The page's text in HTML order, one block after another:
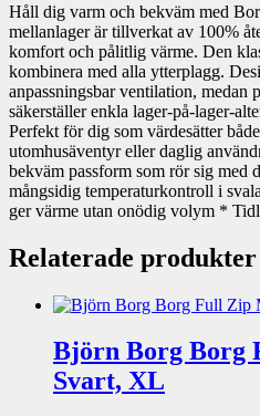
Håll dig varm och bekväm med
mellanlager är tillverkat av 100%
komfort och pålitlig värme. Den
kombinera med alla ytterplagg.
anpassningsbar ventilation, medan
säkerställer enkla lager-på-lager-
Perfekt för dig som värdesätter
utomhusäventyr eller daglig
bekväm passform som rör sig med
mångsidig temperaturkontroll i
ger värme utan onödig volym *
Relaterade produkter
Björn Borg Borg
Svart, XL